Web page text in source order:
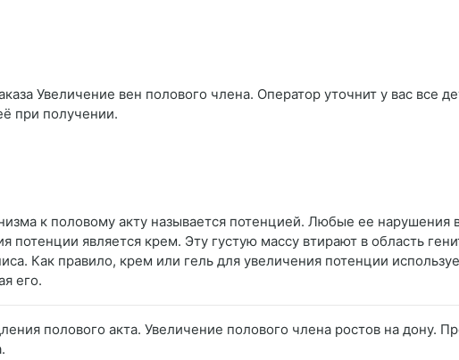
Увеличение вен полового члена. Оператор уточнит у вас все
при получении.
к половому акту называется потенцией. Любые ее
является крем. Эту густую массу втирают в область
Как правило, крем или гель для увеличения потенции
его.
полового акта. Увеличение полового члена ростов на дону.